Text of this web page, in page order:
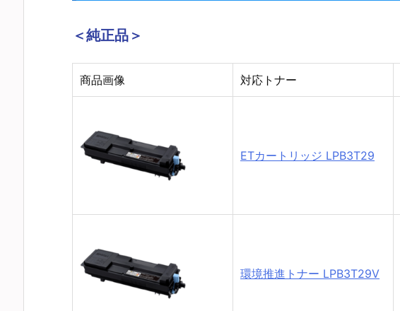
＜純正品＞
商品画像 対応トナー
ETカートリッジ LPB3T29
環境推進トナー LPB3T29V